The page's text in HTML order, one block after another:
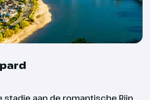
is het
het
het voorkomen dat